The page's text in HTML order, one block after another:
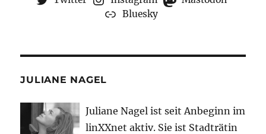
Bluesky
JULIANE NAGEL
Juliane Nagel ist seit Anbeginn im
linXXnet aktiv. Sie ist Stadträtin